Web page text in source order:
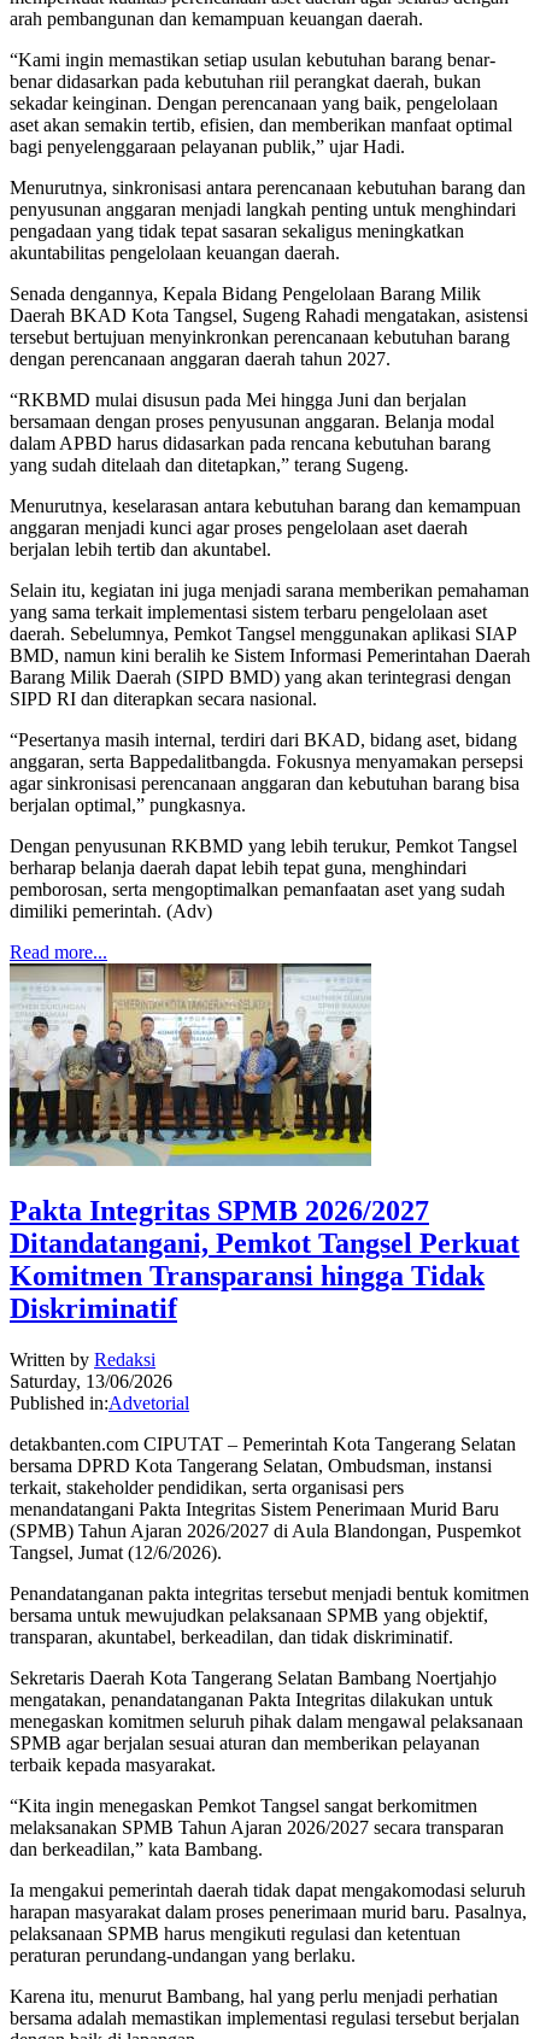
arah pembangunan dan kemampuan keuangan daerah.
“Kami ingin memastikan setiap usulan kebutuhan barang benar-
benar didasarkan pada kebutuhan riil perangkat daerah, bukan
sekadar keinginan. Dengan perencanaan yang baik, pengelolaan
aset akan semakin tertib, efisien, dan memberikan manfaat optimal
bagi penyelenggaraan pelayanan publik,” ujar Hadi.
Menurutnya, sinkronisasi antara perencanaan kebutuhan barang dan
penyusunan anggaran menjadi langkah penting untuk menghindari
pengadaan yang tidak tepat sasaran sekaligus meningkatkan
akuntabilitas pengelolaan keuangan daerah.
Senada dengannya, Kepala Bidang Pengelolaan Barang Milik
Daerah BKAD Kota Tangsel, Sugeng Rahadi mengatakan, asistensi
tersebut bertujuan menyinkronkan perencanaan kebutuhan barang
dengan perencanaan anggaran daerah tahun 2027.
“RKBMD mulai disusun pada Mei hingga Juni dan berjalan
bersamaan dengan proses penyusunan anggaran. Belanja modal
dalam APBD harus didasarkan pada rencana kebutuhan barang
yang sudah ditelaah dan ditetapkan,” terang Sugeng.
Menurutnya, keselarasan antara kebutuhan barang dan kemampuan
anggaran menjadi kunci agar proses pengelolaan aset daerah
berjalan lebih tertib dan akuntabel.
Selain itu, kegiatan ini juga menjadi sarana memberikan pemahaman
yang sama terkait implementasi sistem terbaru pengelolaan aset
daerah. Sebelumnya, Pemkot Tangsel menggunakan aplikasi SIAP
BMD, namun kini beralih ke Sistem Informasi Pemerintahan Daerah
Barang Milik Daerah (SIPD BMD) yang akan terintegrasi dengan
SIPD RI dan diterapkan secara nasional.
“Pesertanya masih internal, terdiri dari BKAD, bidang aset, bidang
anggaran, serta Bappedalitbangda. Fokusnya menyamakan persepsi
agar sinkronisasi perencanaan anggaran dan kebutuhan barang bisa
berjalan optimal,” pungkasnya.
Dengan penyusunan RKBMD yang lebih terukur, Pemkot Tangsel
berharap belanja daerah dapat lebih tepat guna, menghindari
pemborosan, serta mengoptimalkan pemanfaatan aset yang sudah
dimiliki pemerintah. (Adv)
Read more...
Pakta Integritas SPMB 2026/2027
Ditandatangani, Pemkot Tangsel Perkuat
Komitmen Transparansi hingga Tidak
Diskriminatif
Written by Redaksi
Saturday, 13/06/2026
Published in:Advetorial
detakbanten.com CIPUTAT – Pemerintah Kota Tangerang Selatan
bersama DPRD Kota Tangerang Selatan, Ombudsman, instansi
terkait, stakeholder pendidikan, serta organisasi pers
menandatangani Pakta Integritas Sistem Penerimaan Murid Baru
(SPMB) Tahun Ajaran 2026/2027 di Aula Blandongan, Puspemkot
Tangsel, Jumat (12/6/2026).
Penandatanganan pakta integritas tersebut menjadi bentuk komitmen
bersama untuk mewujudkan pelaksanaan SPMB yang objektif,
transparan, akuntabel, berkeadilan, dan tidak diskriminatif.
Sekretaris Daerah Kota Tangerang Selatan Bambang Noertjahjo
mengatakan, penandatanganan Pakta Integritas dilakukan untuk
menegaskan komitmen seluruh pihak dalam mengawal pelaksanaan
SPMB agar berjalan sesuai aturan dan memberikan pelayanan
terbaik kepada masyarakat.
“Kita ingin menegaskan Pemkot Tangsel sangat berkomitmen
melaksanakan SPMB Tahun Ajaran 2026/2027 secara transparan
dan berkeadilan,” kata Bambang.
Ia mengakui pemerintah daerah tidak dapat mengakomodasi seluruh
harapan masyarakat dalam proses penerimaan murid baru. Pasalnya,
pelaksanaan SPMB harus mengikuti regulasi dan ketentuan
peraturan perundang-undangan yang berlaku.
Karena itu, menurut Bambang, hal yang perlu menjadi perhatian
bersama adalah memastikan implementasi regulasi tersebut berjalan